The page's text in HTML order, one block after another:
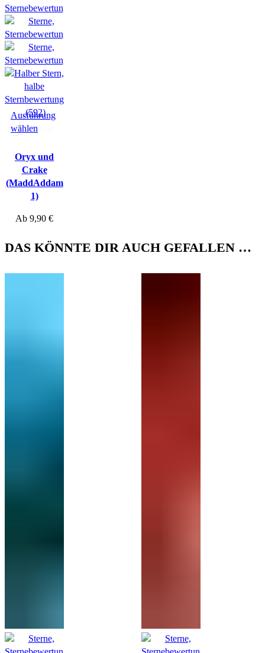
(592)
Hörprobe
Ausführung
wählen
Oryx und
Crake
(MaddAddam
1)
Ab 9,90 €
DAS KÖNNTE DIR AUCH GEFALLEN …